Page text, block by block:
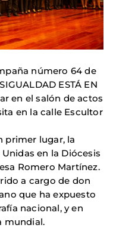
número 64 de
ESTÁ EN
en el salón de actos
en la calle Escultor
primer lugar, la
en la Diócesis
Romero Martínez.
a cargo de don
que ha expuesto
nacional, y en
mundial.